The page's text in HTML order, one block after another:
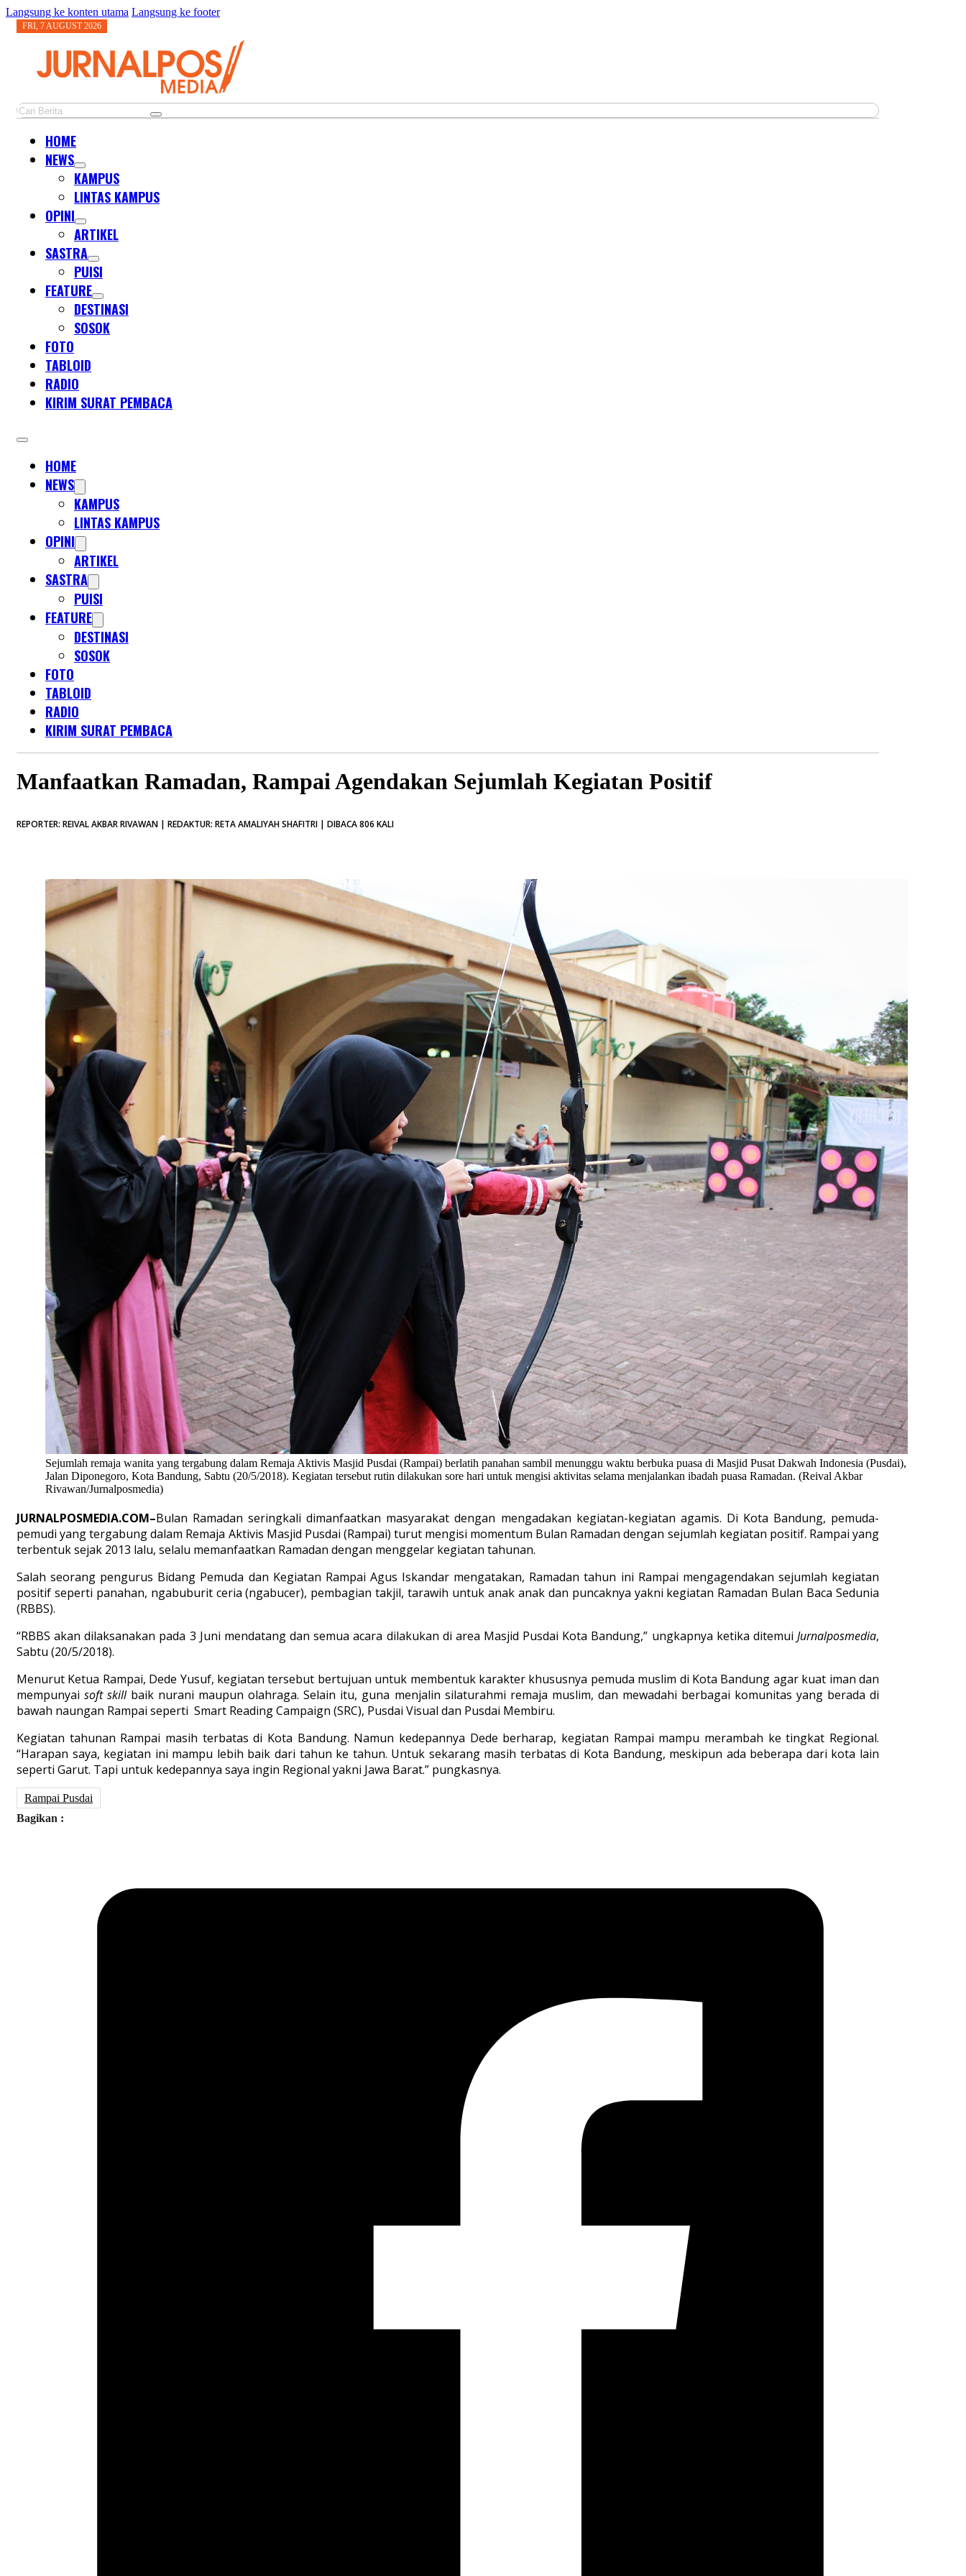
Langsung ke konten utama Langsung ke footer
FRI, 7 AUGUST 2026
Cari
HOME
NEWS
KAMPUS
LINTAS KAMPUS
OPINI
ARTIKEL
SASTRA
PUISI
FEATURE
DESTINASI
SOSOK
FOTO
TABLOID
RADIO
KIRIM SURAT PEMBACA
HOME
NEWS
KAMPUS
LINTAS KAMPUS
OPINI
ARTIKEL
SASTRA
PUISI
FEATURE
DESTINASI
SOSOK
FOTO
TABLOID
RADIO
KIRIM SURAT PEMBACA
Manfaatkan Ramadan, Rampai Agendakan Sejumlah Kegiatan Positif
REPORTER: REIVAL AKBAR RIVAWAN | REDAKTUR: RETA AMALIYAH SHAFITRI | DIBACA 806 KALI
Sejumlah remaja wanita yang tergabung dalam Remaja Aktivis Masjid Pusdai (Rampai) berlatih panahan sambil menunggu waktu berbuka puasa di Masjid Pusat Dakwah Indonesia (Pusdai),
Jalan Diponegoro, Kota Bandung, Sabtu (20/5/2018). Kegiatan tersebut rutin dilakukan sore hari untuk mengisi aktivitas selama menjalankan ibadah puasa Ramadan. (Reival Akbar
Rivawan/Jurnalposmedia)
JURNALPOSMEDIA.COM–Bulan Ramadan seringkali dimanfaatkan masyarakat dengan mengadakan kegiatan-kegiatan agamis. Di Kota Bandung, pemuda-
pemudi yang tergabung dalam Remaja Aktivis Masjid Pusdai (Rampai) turut mengisi momentum Bulan Ramadan dengan sejumlah kegiatan positif. Rampai yang
terbentuk sejak 2013 lalu, selalu memanfaatkan Ramadan dengan menggelar kegiatan tahunan.
Salah seorang pengurus Bidang Pemuda dan Kegiatan Rampai Agus Iskandar mengatakan, Ramadan tahun ini Rampai mengagendakan sejumlah kegiatan
positif seperti panahan, ngabuburit ceria (ngabucer), pembagian takjil, tarawih untuk anak anak dan puncaknya yakni kegiatan Ramadan Bulan Baca Sedunia
(RBBS).
“RBBS akan dilaksanakan pada 3 Juni mendatang dan semua acara dilakukan di area Masjid Pusdai Kota Bandung,” ungkapnya ketika ditemui Jurnalposmedia,
Sabtu (20/5/2018).
Menurut Ketua Rampai, Dede Yusuf, kegiatan tersebut bertujuan untuk membentuk karakter khususnya pemuda muslim di Kota Bandung agar kuat iman dan
mempunyaisoft skillbaik nurani maupun olahraga. Selain itu, guna menjalin silaturahmi remaja muslim, dan mewadahi berbagai komunitas yang berada di
bawah naungan Rampai seperti Smart Reading Campaign (SRC), Pusdai Visual dan Pusdai Membiru.
Kegiatan tahunan Rampai masih terbatas di Kota Bandung. Namun kedepannya Dede berharap, kegiatan Rampai mampu merambah ke tingkat Regional.
“Harapan saya, kegiatan ini mampu lebih baik dari tahun ke tahun. Untuk sekarang masih terbatas di Kota Bandung, meskipun ada beberapa dari kota lain
seperti Garut. Tapi untuk kedepannya saya ingin Regional yakni Jawa Barat.” pungkasnya.
Rampai Pusdai
Bagikan :